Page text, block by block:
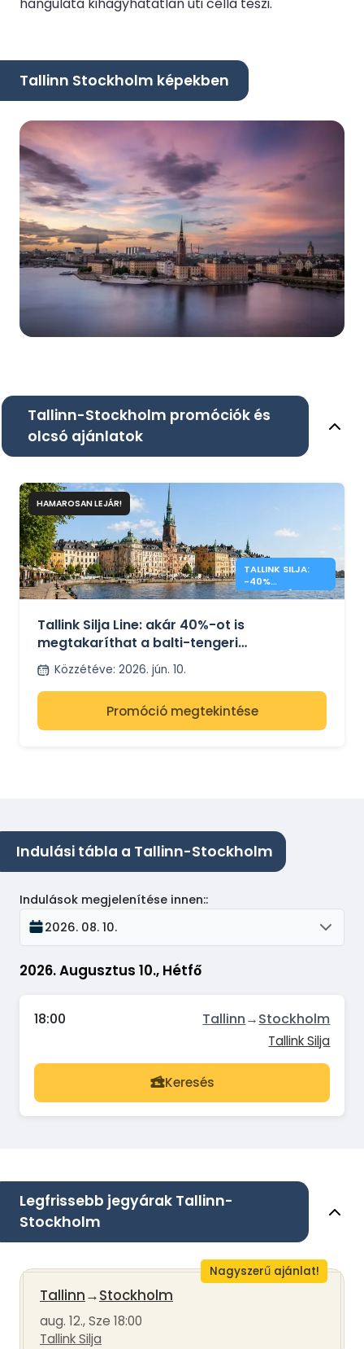
hangulata kihagyhatatlan úti céllá teszi.
Tallinn Stockholm képekben
Tallinn-Stockholm promóciók és
olcsó ajánlatok
HAMAROSAN LEJÁR!
TALLINK SILJA:
-40%
KEDVEZMÉNY A
Tallink Silja Line: akár 40%-ot is
megtakaríthat a balti-tengeri
kompátkeléseken
Közzétéve: 2026. jún. 10.
Promóció megtekintése
Indulási tábla a Tallinn-Stockholm
2026. Augusztus 10., Hétfő
Indulások megjelenítése innen::
2026. 08. 10.
18:00 Tallinn→Stockholm
Tallink Silja
Keresés
Legfrissebb jegyárak Tallinn-
Stockholm
Nagyszerű ajánlat!
Tallinn→Stockholm
aug. 12., Sze 18:00
Tallink Silja